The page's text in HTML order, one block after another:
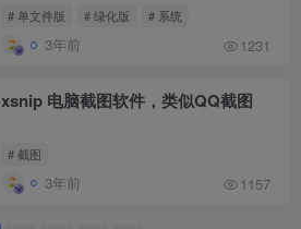
# 单文件版 # 绿化版 # 系统
3年前 1231
xsnip 电脑截图软件，类似QQ截图
# 截图
3年前 1157